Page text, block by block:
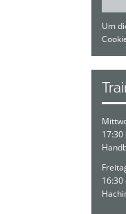
Um
17:30
16:30